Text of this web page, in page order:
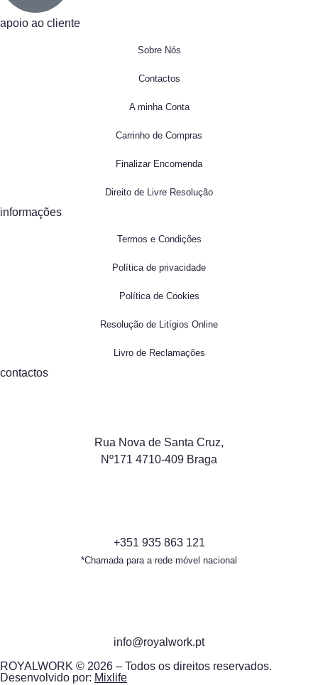
apoio ao cliente
Sobre Nós
Contactos
A minha Conta
Carrinho de Compras
Finalizar Encomenda
Direito de Livre Resolução
informações
Termos e Condições
Política de privacidade
Política de Cookies
Resolução de Litígios Online
Livro de Reclamações
contactos
Rua Nova de Santa Cruz,
Nº171 4710-409 Braga
+351 935 863 121
*Chamada para a rede móvel nacional
info@royalwork.pt
ROYALWORK © 2026 – Todos os direitos reservados.
Desenvolvido por: Mixlife